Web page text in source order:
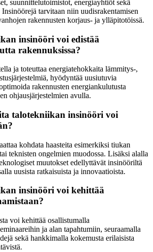
suunnittelutoimistot, energiayhtiöt sekä
tarvitaan niin uudisrakentamisen
rakennusten korjaus- ja ylläpitotöissä.
insinööri voi edistää
rakennuksissa?
ja toteuttaa energiatehokkaita lämmitys-,
hyödyntää uusiutuvia
rakennusten energiankulutusta
ohjausjärjestelmien avulla.
talotekniikan insinööri voi
kohdata haasteita esimerkiksi tiukan
teknisten ongelmien muodossa. Lisäksi alalla
muutokset edellyttävät insinööriltä
uusista ratkaisuista ja innovaatioista.
insinööri voi kehittää
voi kehittää osallistumalla
ja alan tapahtumiin, seuraamalla
sekä hankkimalla kokemusta erilaisista